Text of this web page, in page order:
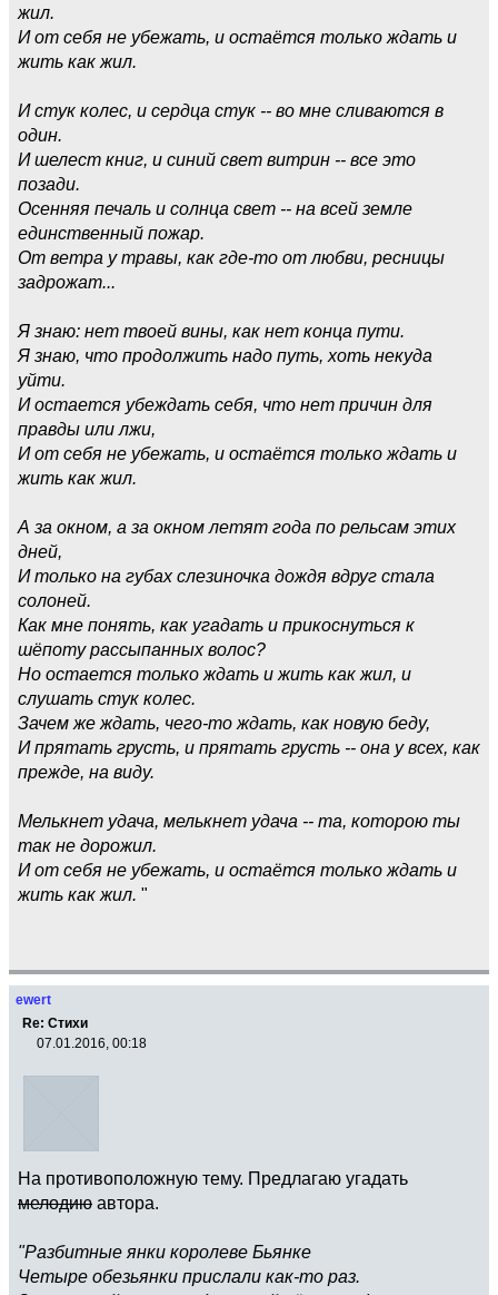
жил.
И от себя не убежать, и остаётся только ждать и
жить как жил.
И стук колес, и сердца стук -- во мне сливаются в
один.
И шелест книг, и синий свет витрин -- все это
позади.
Осенняя печаль и солнца свет -- на всей земле
единственный пожар.
От ветра у травы, как где-то от любви, ресницы
задрожат...
Я знаю: нет твоей вины, как нет конца пути.
Я знаю, что продолжить надо путь, хоть некуда
уйти.
И остается убеждать себя, что нет причин для
правды или лжи,
И от себя не убежать, и остаётся только ждать и
жить как жил.
А за окном, а за окном летят года по рельсам этих
дней,
И только на губах слезиночка дождя вдруг стала
солоней.
Как мне понять, как угадать и прикоснуться к
шёпоту рассыпанных волос?
Но остается только ждать и жить как жил, и
слушать стук колес.
Зачем же ждать, чего-то ждать, как новую беду,
И прятать грусть, и прятать грусть -- она у всех, как
прежде, на виду.
Мелькнет удача, мелькнет удача -- та, которою ты
так не дорожил.
И от себя не убежать, и остаётся только ждать и
жить как жил. "
ewert
Re: Стихи
07.01.2016, 00:18
На противоположную тему. Предлагаю угадать
мелодию автора.
"Разбитные янки королеве Бьянке
Четыре обезьянки прислали как-то раз.